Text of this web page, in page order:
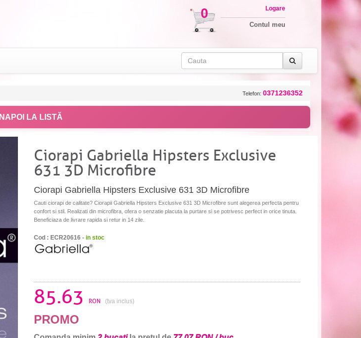
0 Logare
Contul meu
Telefon: 0371236352
ÎNAPOI LA LISTĂ
Ciorapi Gabriella Hipsters Exclusive
631 3D Microfibre
Ciorapi Gabriella Hipsters Exclusive 631 3D Microfibre
Cauti ciorapi de calitate? Ciorapii Gabriella Hipsters Exclusive 631 3D Microfibre sunt alegerea perfecta pentru
confort si stil. Realizati din microfibra, ofera o senzatie placuta la purtare si se potrivesc perfect in orice tinuta.
Beneficiaza de livrare rapida si retur in 14 zile.
Cod : ECR20616 - in stoc
85.63 RON (tva inclus)
PROMO